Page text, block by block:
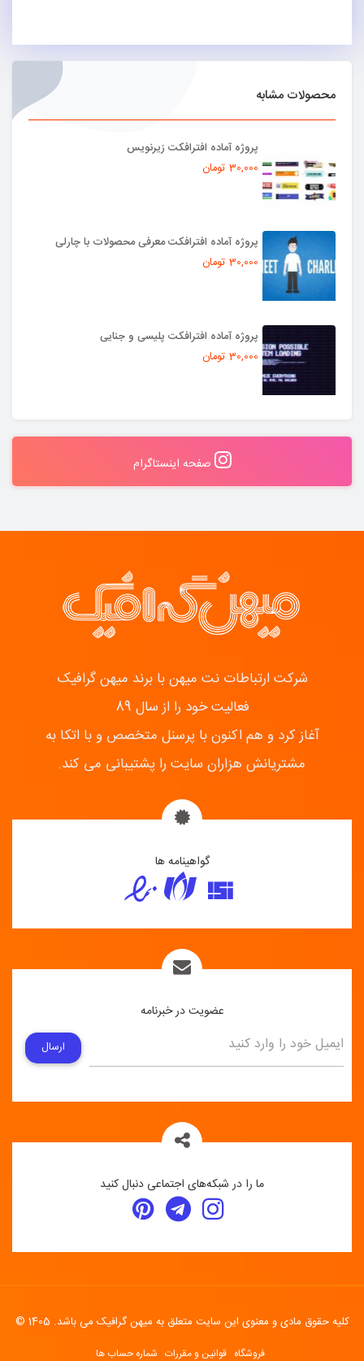
محصولات مشابه
پروژه آماده افترافکت زیرنویس
30,000 تومان
پروژه آماده افترافکت معرفی محصولات با چارلی
30,000 تومان
پروژه آماده افترافکت پلیسی و جنایی
30,000 تومان
صفحه اینستاگرام
شرکت ارتباطات نت میهن با برند میهن گرافیک
فعالیت خود را از سال 89
آغاز کرد و هم اکنون با پرسنل متخصص و با اتکا به
مشتریانش هزاران سایت را پشتیبانی می کند.
گواهینامه ها
عضویت در خبرنامه
ارسال
ما را در شبکه‌های اجتماعی دنبال کنید
کلیه حقوق مادی و معنوی این سایت متعلق به میهن گرافیک می باشد. 1405 ©
فروشگاه قوانین و مقررات شماره حساب ها